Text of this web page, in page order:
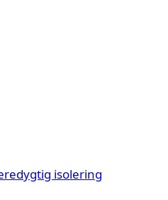
isolering